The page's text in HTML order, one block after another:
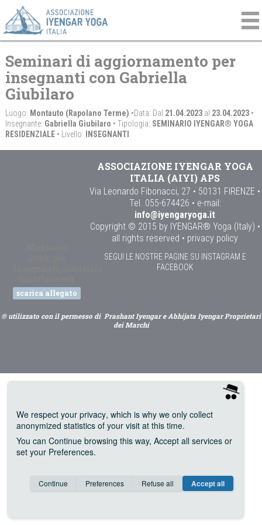
Seminari di aggiornamento per
insegnanti con Gabriella
Giubilaro
Luogo: Montauto (Rapolano Terme) •Data: Dal 21.04.2023al 23.04.2023•
Insegnante: Gabriella Giubilaro • Tipologia: SEMINARIO IYENGAR® YOGA
RESIDENZIALE• Livello: INSEGNANTI
scarica allegato
ASSOCIAZIONE IYENGAR YOGA
ITALIA (AIYI) APS
Via Leonardo Fibonacci, 27 • 50131 FIRENZE •
Tel. 055-674426 • e-mail:
info@iyengaryoga.it
Copyright © 2015 by IYENGAR® Yoga (Italy) •
all rights reserved • privacy policy
SEGUI LE NOSTRE PAGINE SU INSTAGRAM E
FACEBOOK
® utilizzato con il permesso di Prashant Iyengar e Abhijata Iyengar Proprietari
dei Marchi
We respect your privacy, which is why we only collect
anonymized statistics of your visit at this time.
You can Continue browsing this way, Accept all services or
set your Preferences.
Consent cookie learn more
Continue Preferences Refuse all Accept all
Anonymous Invisible Save